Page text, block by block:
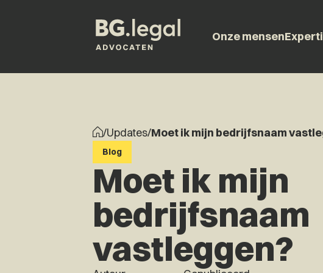
Onze mensen
/Updates/Moet ik mijn bedrijfsnaam
Blog
Moet ik mijn
bedrijfsnaam
vastleggen?